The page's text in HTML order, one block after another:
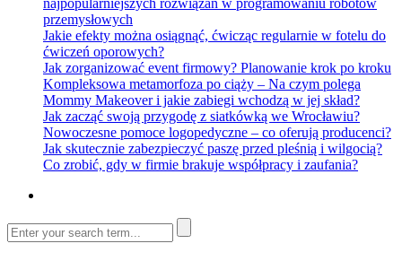
najpopularniejszych rozwiązań w programowaniu robotów
przemysłowych
Jakie efekty można osiągnąć, ćwicząc regularnie w fotelu do
ćwiczeń oporowych?
Jak zorganizować event firmowy? Planowanie krok po kroku
Kompleksowa metamorfoza po ciąży – Na czym polega
Mommy Makeover i jakie zabiegi wchodzą w jej skład?
Jak zacząć swoją przygodę z siatkówką we Wrocławiu?
Nowoczesne pomoce logopedyczne – co oferują producenci?
Jak skutecznie zabezpieczyć paszę przed pleśnią i wilgocią?
Co zrobić, gdy w firmie brakuje współpracy i zaufania?